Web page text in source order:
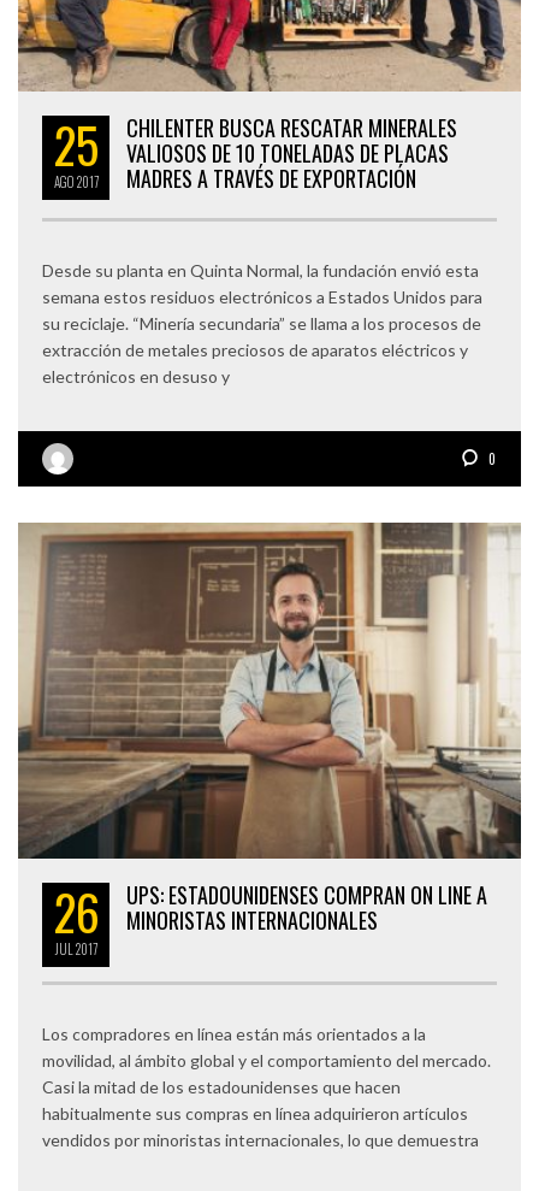
25
AGO2017
CHILENTER BUSCA RESCATAR MINERALES
VALIOSOS DE 10 TONELADAS DE PLACAS
MADRES A TRAVÉS DE EXPORTACIÓN
Desde su planta en Quinta Normal, la fundación envió esta
semana estos residuos electrónicos a Estados Unidos para
su reciclaje. “Minería secundaria” se llama a los procesos de
extracción de metales preciosos de aparatos eléctricos y
electrónicos en desuso y
0
26
JUL 2017
UPS: ESTADOUNIDENSES COMPRAN ON LINE A
MINORISTAS INTERNACIONALES
Los compradores en línea están más orientados a la
movilidad, al ámbito global y el comportamiento del mercado.
Casi la mitad de los estadounidenses que hacen
habitualmente sus compras en línea adquirieron artículos
vendidos por minoristas internacionales, lo que demuestra